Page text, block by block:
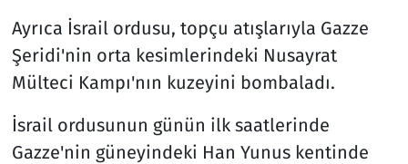
Ayrıca İsrail ordusu, topçu atışlarıyla Gazze
Şeridi'nin orta kesimlerindeki Nusayrat
Mülteci Kampı'nın kuzeyini bombaladı.
İsrail ordusunun günün ilk saatlerinde
Gazze'nin güneyindeki Han Yunus kentinde